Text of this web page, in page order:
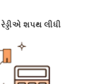
શપથ લીધી